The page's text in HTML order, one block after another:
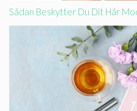
Sådan Beskytter Du Dit Hår